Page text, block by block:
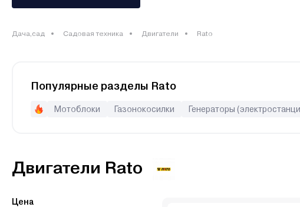
Дача,сад Садовая техника Двигатели Rato
Популярные разделы Rato
Мотоблоки Газонокосилки Генераторы
Двигатели Rato
Цена